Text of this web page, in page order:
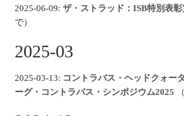
2025-06-09: ザ・ストラッド：ISB特別表彰
で）
2025-03
2025-03-13: コントラバス・ヘッドクォー
ーグ・コントラバス・シンポジウム2025